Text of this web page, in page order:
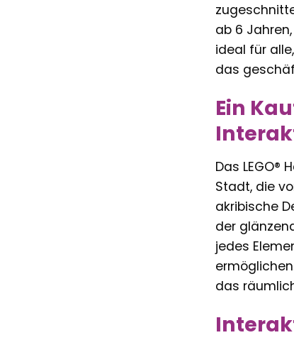
ab 6
ideal für
das
Ein
Das LEGO®
Stadt, die
akribische
der
jedes
das